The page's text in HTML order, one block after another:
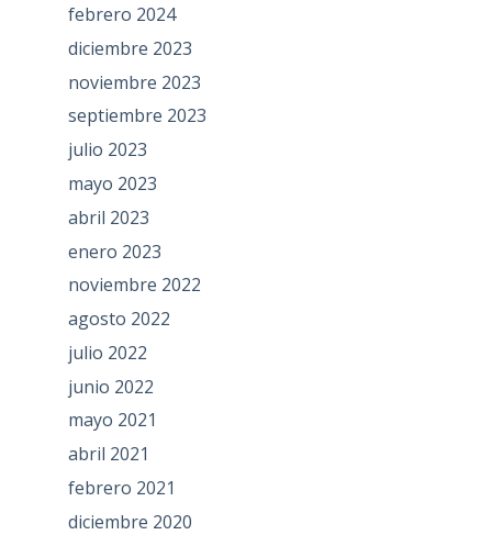
febrero 2024
diciembre 2023
noviembre 2023
septiembre 2023
julio 2023
mayo 2023
abril 2023
enero 2023
noviembre 2022
agosto 2022
julio 2022
junio 2022
mayo 2021
abril 2021
febrero 2021
diciembre 2020